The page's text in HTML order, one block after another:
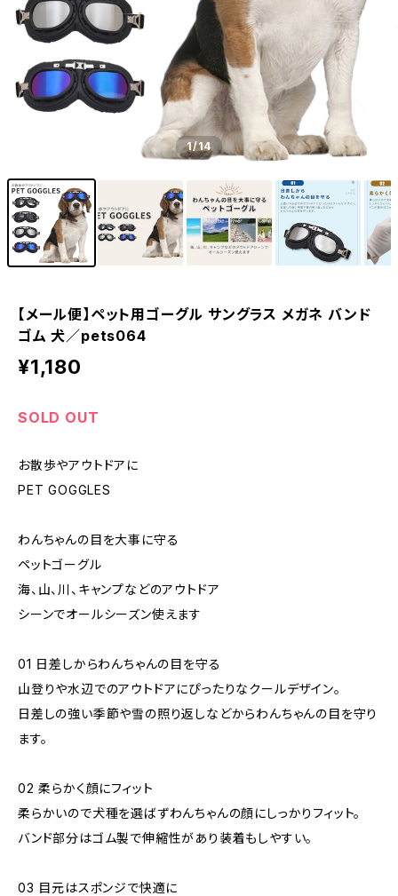
1/14
【メール便】ペット用ゴーグル サングラス メガネ バンド
ゴム 犬／pets064
¥1,180
SOLD OUT
お散歩やアウトドアに
PET GOGGLES
わんちゃんの目を大事に守る
ペットゴーグル
海、山、川、キャンプなどのアウトドア
シーンでオールシーズン使えます
01 日差しからわんちゃんの目を守る
山登りや水辺でのアウトドアにぴったりなクールデザイン。
日差しの強い季節や雪の照り返しなどからわんちゃんの目を守り
ます。
02 柔らかく顔にフィット
柔らかいので犬種を選ばずわんちゃんの顔にしっかりフィット。
バンド部分はゴム製で伸縮性があり装着もしやすい。
03 目元はスポンジで快適に